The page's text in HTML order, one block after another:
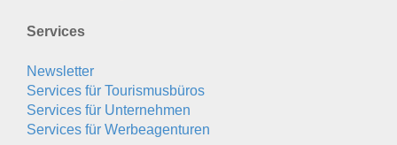
Services
Newsletter
Services für Tourismusbüros
Services für Unternehmen
Services für Werbeagenturen